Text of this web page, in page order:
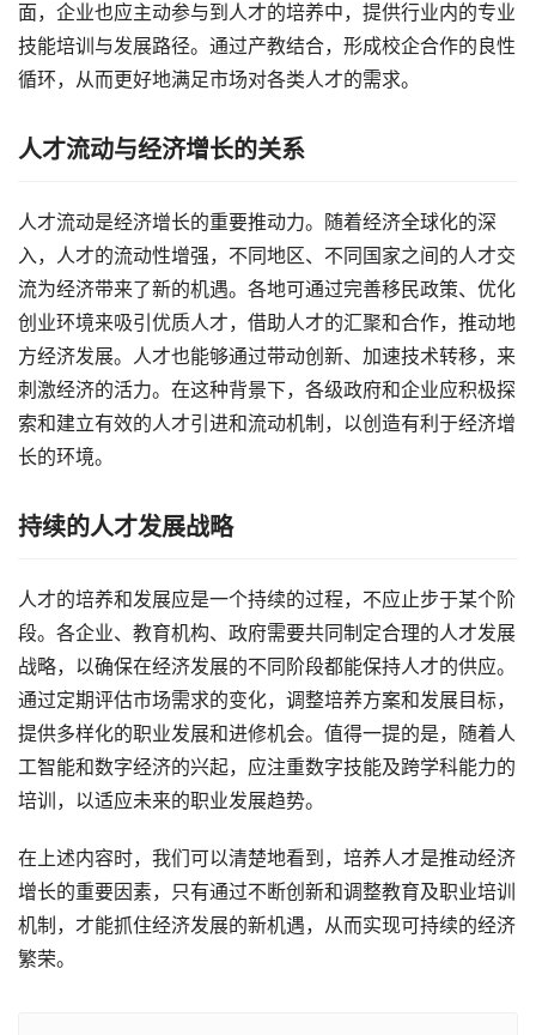
面，企业也应主动参与到人才的培养中，提供行业内的专业
技能培训与发展路径。通过产教结合，形成校企合作的良性
循环，从而更好地满足市场对各类人才的需求。
人才流动与经济增长的关系
人才流动是经济增长的重要推动力。随着经济全球化的深
入，人才的流动性增强，不同地区、不同国家之间的人才交
流为经济带来了新的机遇。各地可通过完善移民政策、优化
创业环境来吸引优质人才，借助人才的汇聚和合作，推动地
方经济发展。人才也能够通过带动创新、加速技术转移，来
刺激经济的活力。在这种背景下，各级政府和企业应积极探
索和建立有效的人才引进和流动机制，以创造有利于经济增
长的环境。
持续的人才发展战略
人才的培养和发展应是一个持续的过程，不应止步于某个阶
段。各企业、教育机构、政府需要共同制定合理的人才发展
战略，以确保在经济发展的不同阶段都能保持人才的供应。
通过定期评估市场需求的变化，调整培养方案和发展目标，
提供多样化的职业发展和进修机会。值得一提的是，随着人
工智能和数字经济的兴起，应注重数字技能及跨学科能力的
培训，以适应未来的职业发展趋势。
在上述内容时，我们可以清楚地看到，培养人才是推动经济
增长的重要因素，只有通过不断创新和调整教育及职业培训
机制，才能抓住经济发展的新机遇，从而实现可持续的经济
繁荣。